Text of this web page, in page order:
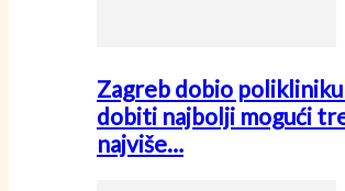
Zagreb dobio
dobiti najbolji mogući
najviše…